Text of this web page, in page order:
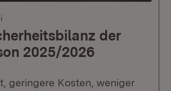
der
2025/2026
geringere Kosten, weniger